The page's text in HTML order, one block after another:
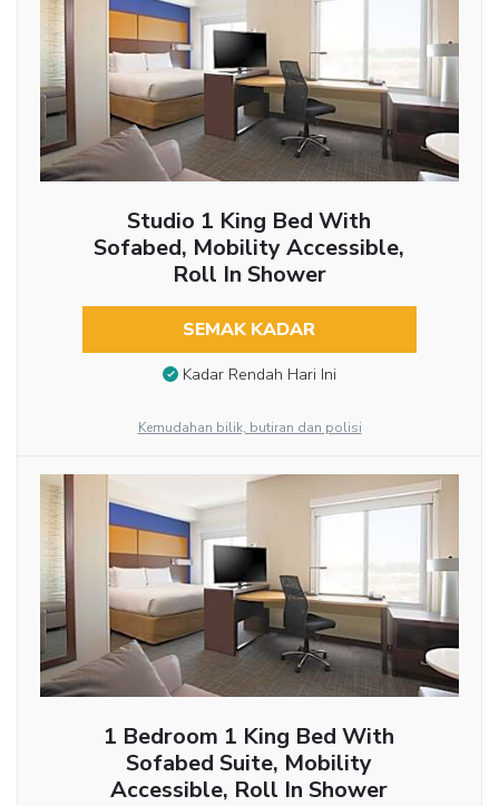
Studio 1 King Bed With
Sofabed, Mobility Accessible,
Roll In Shower
SEMAK KADAR
Kadar Rendah Hari Ini
Kemudahan bilik, butiran dan polisi
1 Bedroom 1 King Bed With
Sofabed Suite, Mobility
Accessible, Roll In Shower